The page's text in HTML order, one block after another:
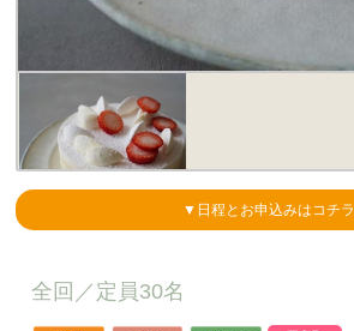
▼日程とお申込みはコチラ
全回／ 定員30名